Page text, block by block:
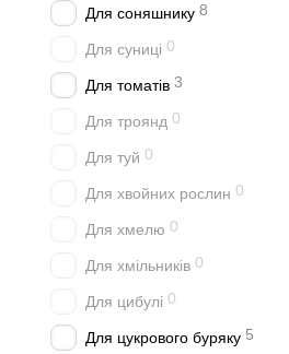
Для соняшнику 8
Для суниці 0
Для томатів 3
Для троянд 0
Для туй 0
Для хвойних рослин 0
Для хмелю 0
Для хмільників 0
Для цибулі 0
Для цукрового буряку 5